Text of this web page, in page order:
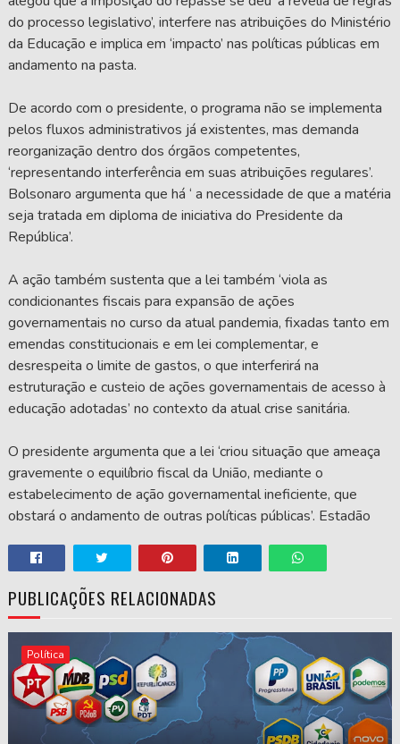
do processo legislativo’, interfere nas atribuições do Ministério
da Educação e implica em ‘impacto’ nas políticas públicas em
andamento na pasta.
De acordo com o presidente, o programa não se implementa
pelos fluxos administrativos já existentes, mas demanda
reorganização dentro dos órgãos competentes,
‘representando interferência em suas atribuições regulares’.
Bolsonaro argumenta que há ‘ a necessidade de que a matéria
seja tratada em diploma de iniciativa do Presidente da
República’.
A ação também sustenta que a lei também ‘viola as
condicionantes fiscais para expansão de ações
governamentais no curso da atual pandemia, fixadas tanto em
emendas constitucionais e em lei complementar, e
desrespeita o limite de gastos, o que interferirá na
estruturação e custeio de ações governamentais de acesso à
educação adotadas’ no contexto da atual crise sanitária.
O presidente argumenta que a lei ‘criou situação que ameaça
gravemente o equilíbrio fiscal da União, mediante o
estabelecimento de ação governamental ineficiente, que
obstará o andamento de outras políticas públicas’. Estadão
PUBLICAÇÕES RELACIONADAS
Política